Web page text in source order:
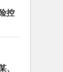
控
、